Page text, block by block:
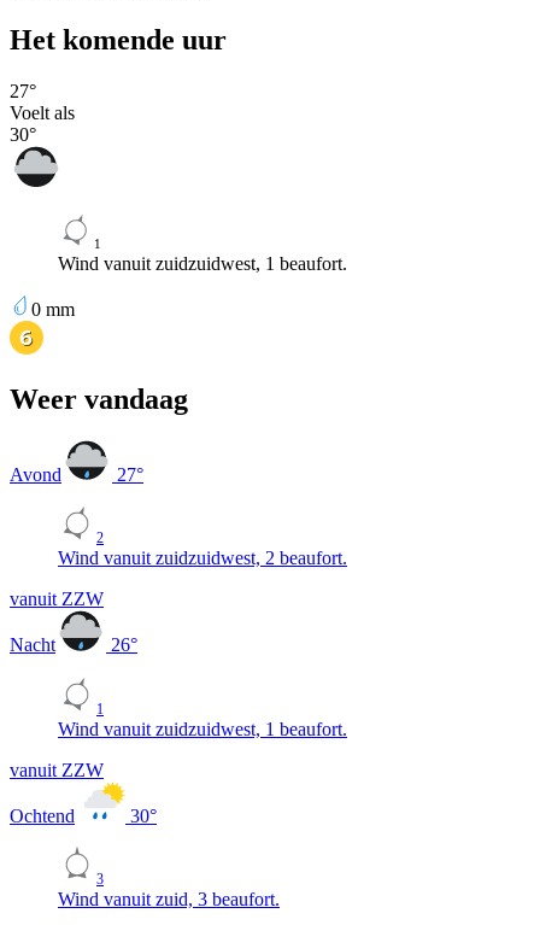
Het komende uur
27°
Voelt als
30°
1
Wind vanuit zuidzuidwest, 1 beaufort.
0 mm
Weer vandaag
Avond 27°
2
Wind vanuit zuidzuidwest, 2 beaufort.
vanuit ZZW
Nacht 26°
1
Wind vanuit zuidzuidwest, 1 beaufort.
vanuit ZZW
Ochtend 30°
3
Wind vanuit zuid, 3 beaufort.